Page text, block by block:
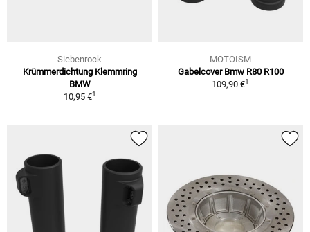
Siebenrock
Krümmerdichtung Klemmring
BMW
10,95 €1
MOTOISM
Gabelcover Bmw R80 R100
109,90 €1